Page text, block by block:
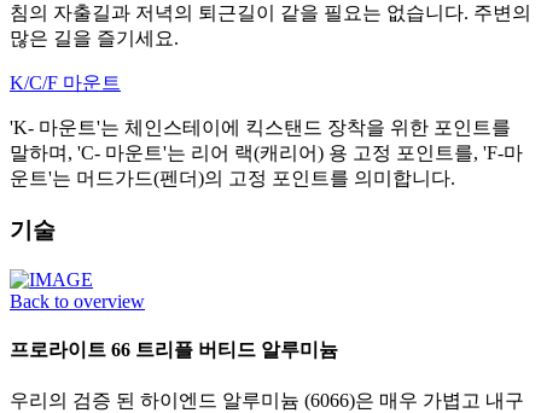
침의 자출길과 저녁의 퇴근길이 같을 필요는 없습니다. 주변의
많은 길을 즐기세요.
K/C/F 마운트
'K- 마운트'는 체인스테이에 킥스탠드 장착을 위한 포인트를
말하며, 'C- 마운트'는 리어 랙(캐리어) 용 고정 포인트를, 'F-마
운트'는 머드가드(펜더)의 고정 포인트를 의미합니다.
기술
Back to overview
프로라이트 66 트리플 버티드 알루미늄
우리의 검증 된 하이엔드 알루미늄 (6066)은 매우 가볍고 내구